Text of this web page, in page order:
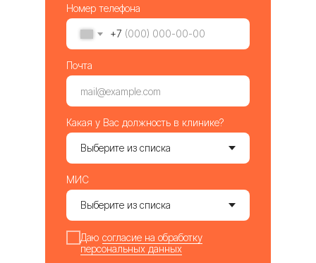
Номер телефона
+7
Почта
Какая у Вас должность в клинике?
МИС
Даю согласие на обработку
персональных данных